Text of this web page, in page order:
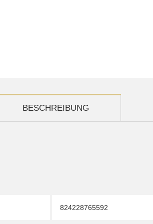
BESCHREIBUNG
824228765592